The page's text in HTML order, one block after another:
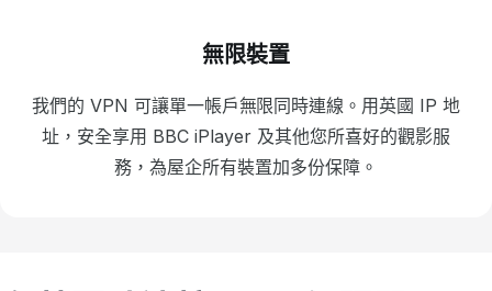
無限裝置
我們的 VPN 可讓單一帳戶無限同時連線。用英國 IP 地
址，安全享用 BBC iPlayer 及其他您所喜好的觀影服
務，為屋企所有裝置加多份保障。